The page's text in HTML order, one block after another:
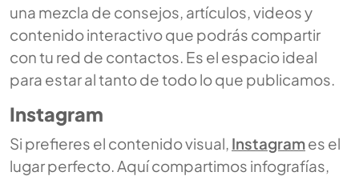
una mezcla de consejos, artículos, videos y
contenido interactivo que podrás compartir
con tu red de contactos. Es el espacio ideal
para estar al tanto de todo lo que publicamos.
Instagram
Si prefieres el contenido visual, Instagrames el
lugar perfecto. Aquí compartimos infografías,